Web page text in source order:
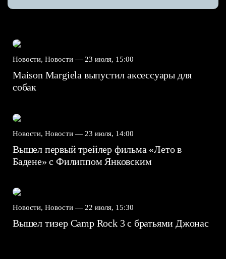
Новости, Новости — 23 июля, 15:00
Maison Margiela выпустил аксессуары для
собак
Новости, Новости — 23 июля, 14:00
Вышел первый трейлер фильма «Лето в
Бадене» с Филиппом Янковским
Новости, Новости — 22 июля, 15:30
Вышел тизер Camp Rock 3 с братьями Джонас